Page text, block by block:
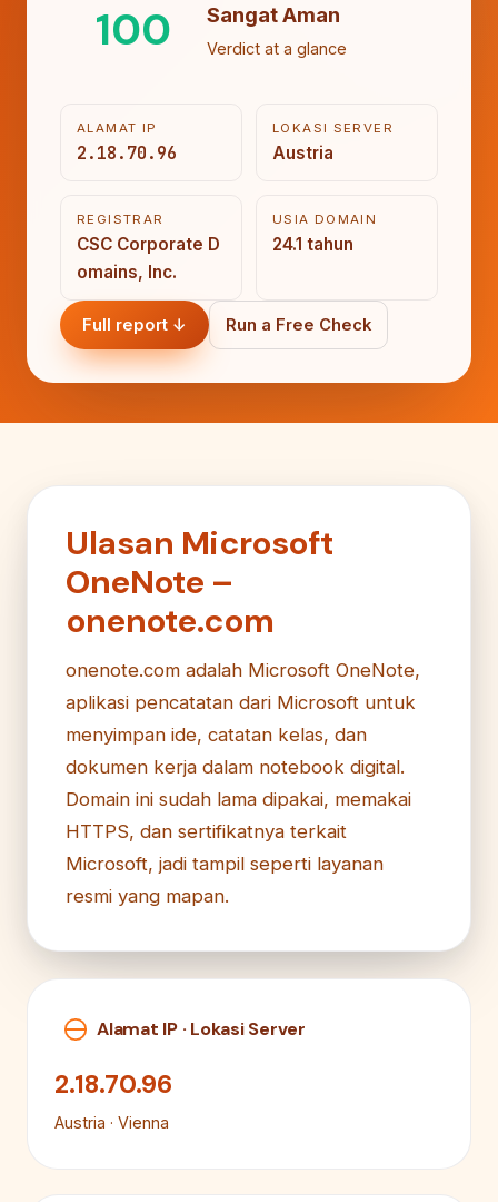
100 Sangat Aman
Verdict at a glance
ALAMAT IP
2.18.70.96
LOKASI SERVER
Austria
REGISTRAR
CSC Corporate D
omains, Inc.
USIA DOMAIN
24.1 tahun
Full report ↓ Run a Free Check
Ulasan Microsoft
OneNote –
onenote.com
onenote.com adalah Microsoft OneNote,
aplikasi pencatatan dari Microsoft untuk
menyimpan ide, catatan kelas, dan
dokumen kerja dalam notebook digital.
Domain ini sudah lama dipakai, memakai
HTTPS, dan sertifikatnya terkait
Microsoft, jadi tampil seperti layanan
resmi yang mapan.
Alamat IP · Lokasi Server
2.18.70.96
Austria · Vienna